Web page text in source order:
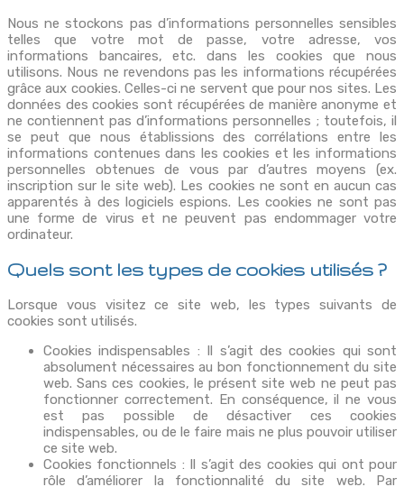
Nous ne stockons pas d’informations personnelles sensibles
telles que votre mot de passe, votre adresse, vos
informations bancaires, etc. dans les cookies que nous
utilisons. Nous ne revendons pas les informations récupérées
grâce aux cookies. Celles-ci ne servent que pour nos sites. Les
données des cookies sont récupérées de manière anonyme et
ne contiennent pas d’informations personnelles ; toutefois, il
se peut que nous établissions des corrélations entre les
informations contenues dans les cookies et les informations
personnelles obtenues de vous par d’autres moyens (ex.
inscription sur le site web). Les cookies ne sont en aucun cas
apparentés à des logiciels espions. Les cookies ne sont pas
une forme de virus et ne peuvent pas endommager votre
ordinateur.
Quels sont les types de cookies utilisés ?
Lorsque vous visitez ce site web, les types suivants de
cookies sont utilisés.
Cookies indispensables : Il s’agit des cookies qui sont
absolument nécessaires au bon fonctionnement du site
web. Sans ces cookies, le présent site web ne peut pas
fonctionner correctement. En conséquence, il ne vous
est pas possible de désactiver ces cookies
indispensables, ou de le faire mais ne plus pouvoir utiliser
ce site web.
Cookies fonctionnels : Il s’agit des cookies qui ont pour
rôle d’améliorer la fonctionnalité du site web. Par